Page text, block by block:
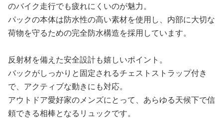
のバイク走行でも疲れにくいのが魅力。
パックの本体は防水性の高い素材を使用し、内部に大切な
荷物を守るための完全防水構造を採用しています。
反射材を備えた安全設計も嬉しいポイント。
バックがしっかりと固定されるチェストストラップ付き
で、アクティブな動きにも対応。
アウトドア愛好家のメンズにとって、あらゆる天候下で信
頼できる相棒となるリュックです。